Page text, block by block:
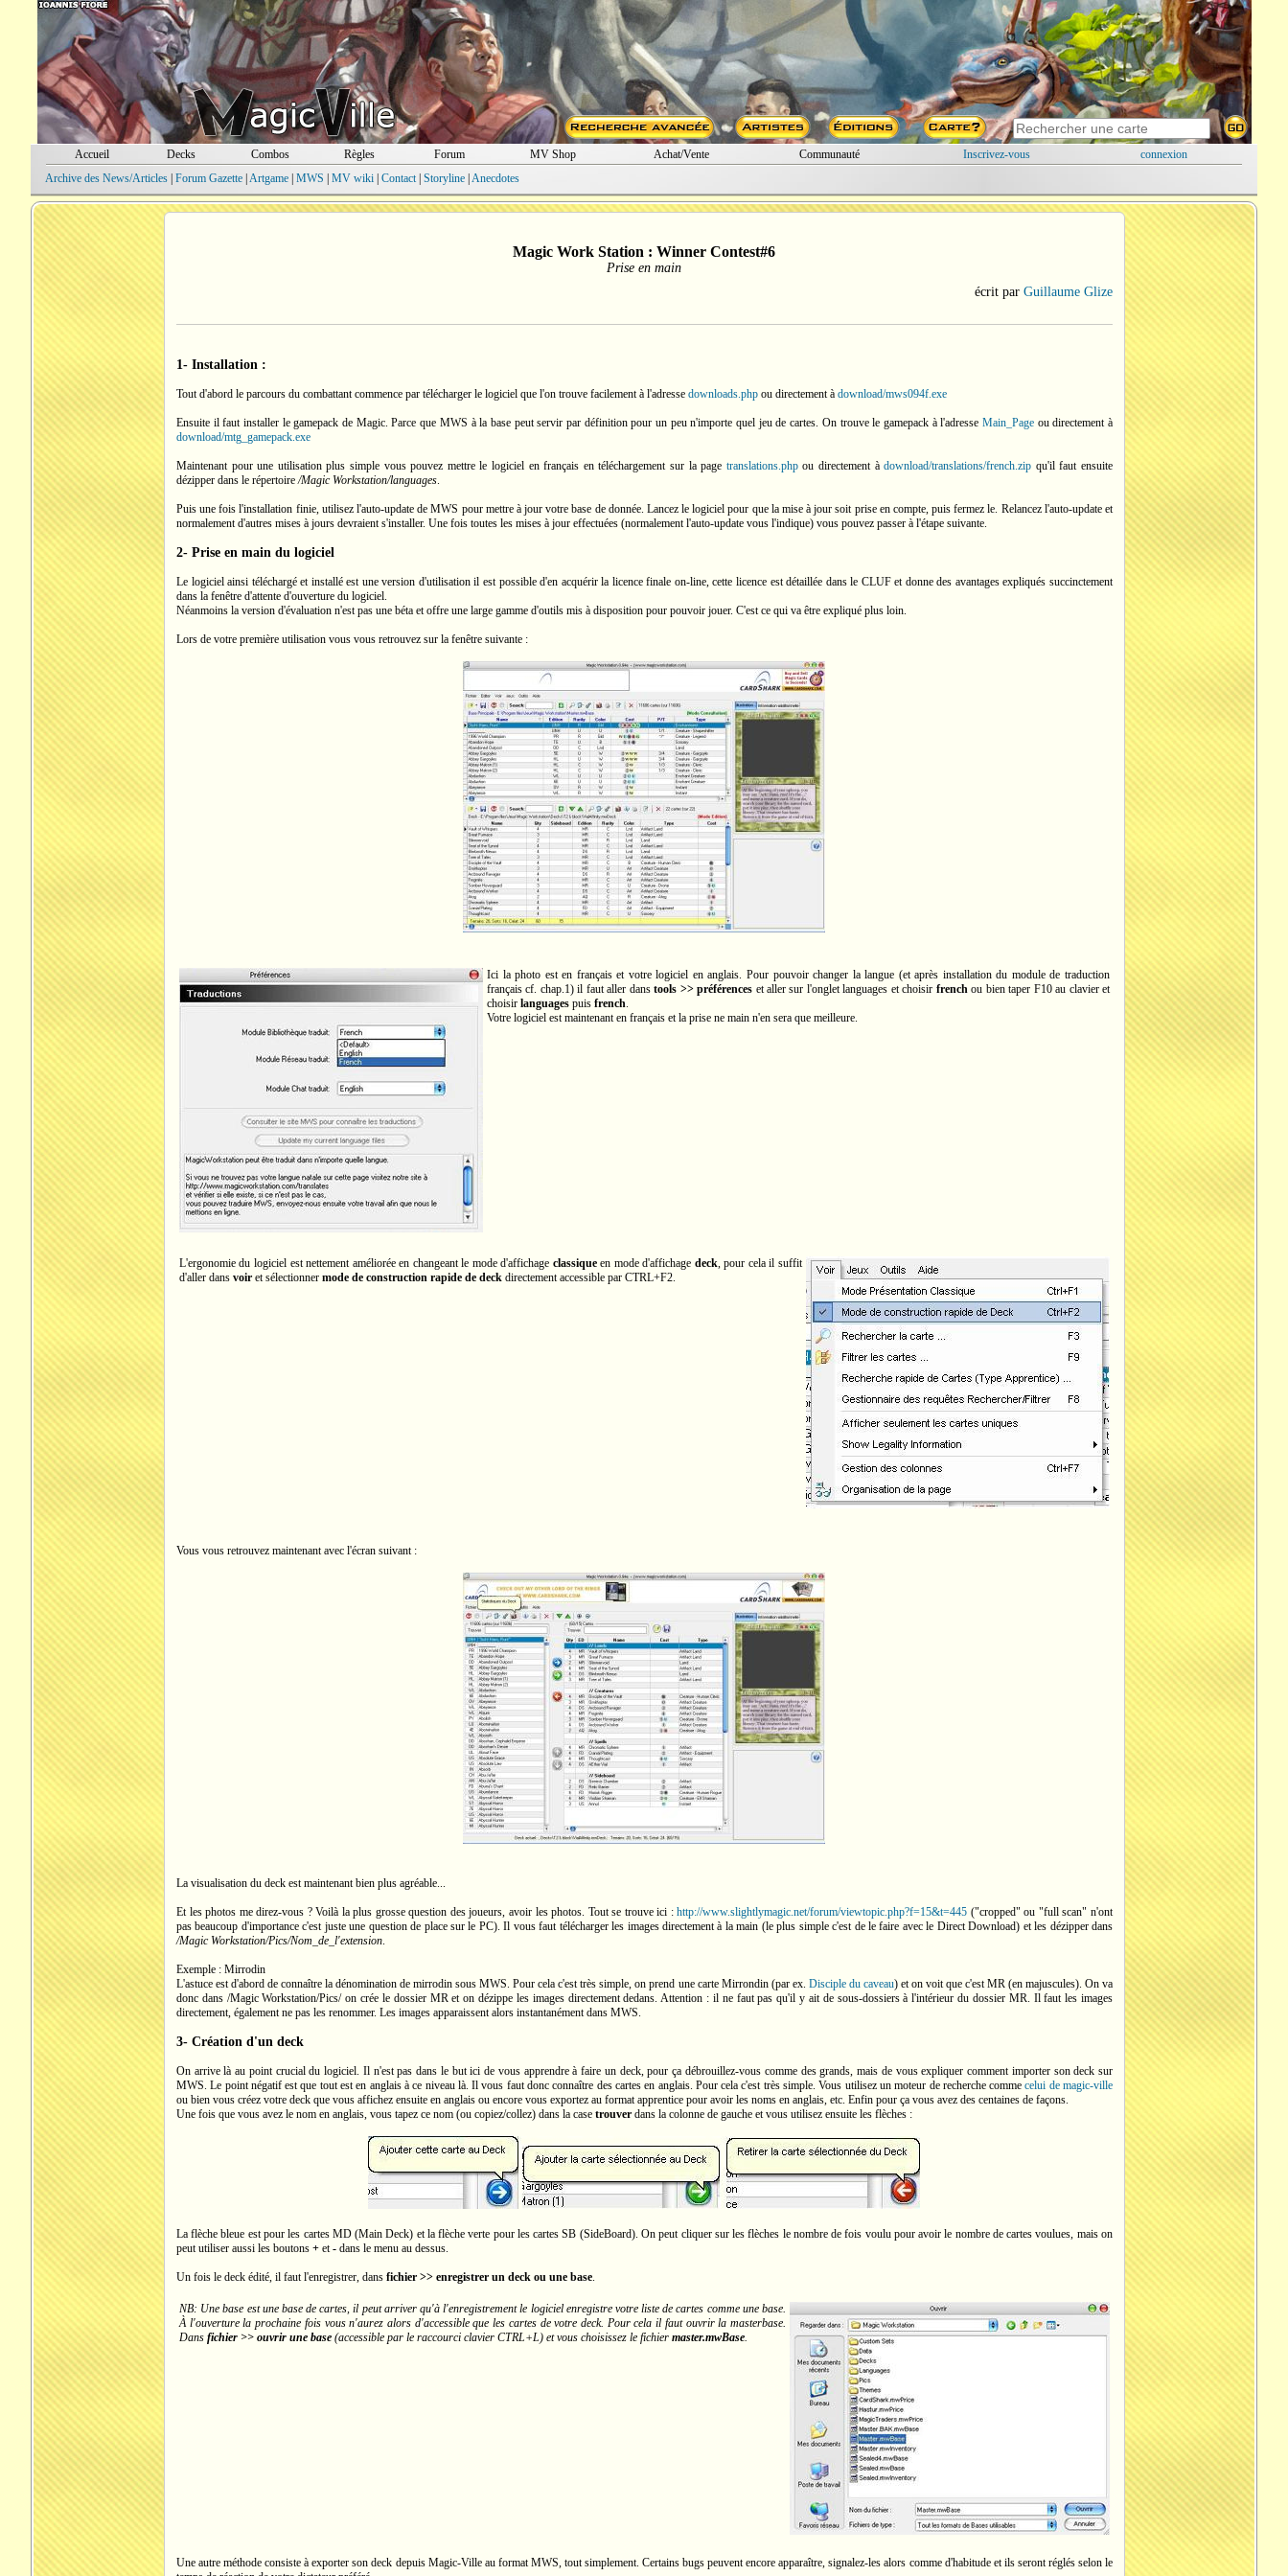
Accueil Decks Combos Règles Forum MV Shop Achat/Vente Communauté Inscrivez-vous
connexion
Archive des News/Articles| Forum Gazette| Artgame| MWS MV wiki| Contact| Storyline| Anecdotes
Magic Work Station : Winner Contest#6
Prise en main
écrit parGuillaume Glize
1- Installation :
Tout d'abord le parcours du combattant commence par télécharger le logiciel que l'on trouve facilement à l'adresse downloads.phpou directement à download/mws094f.exe
Ensuite il faut installer le gamepack de Magic. Parce que MWS à la base peut servir par définition pour un peu n'importe quel jeu de cartes. On trouve le gamepack à l'adresse Main_Pageou directement à
download/mtg_gamepack.exe
Maintenant pour une utilisation plus simple vous pouvez mettre le logiciel en français en téléchargement sur la page translations.phpou directement àdownload/translations/french.zip qu'il faut ensuite
dézipper dans le répertoire/Magic Workstation/languages.
Puis une fois l'installation finie, utilisez l'auto-update de MWS pour mettre à jour votre base de donnée. Lancez le logiciel pour que la mise à jour soit prise en compte, puis fermez le. Relancez l'auto-update et
normalement d'autres mises à jours devraient s'installer. Une fois toutes les mises à jour effectuées (normalement l'auto-update vous l'indique) vous pouvez passer à l'étape suivante.
2- Prise en main du logiciel
Le logiciel ainsi téléchargé et installé est une version d'utilisation il est possible d'en acquérir la licence finale on-line, cette licence est détaillée dans le CLUF et donne des avantages expliqués succinctement
dans la fenêtre d'attente d'ouverture du logiciel.
Néanmoins la version d'évaluation n'est pas une béta et offre une large gamme d'outils mis à disposition pour pouvoir jouer. C'est ce qui va être expliqué plus loin.
Lors de votre première utilisation vous vous retrouvez sur la fenêtre suivante :
Ici la photo est en français et votre logiciel en anglais. Pour pouvoir changer la langue (et après installation du module de traduction
français cf. chap.1) il faut aller danstools >> préférences et aller sur l'onglet languages et choisir frenchou bien taper F10 au clavier et
choisir languagespuis french.
Votre logiciel est maintenant en français et la prise ne main n'en sera que meilleure.
L'ergonomie du logiciel est nettement améliorée en changeant le mode d'affichage classiqueen mode d'affichage deck, pour cela il suffit
d'aller dans voiret sélectionner mode de construction rapide de deckdirectement accessible par CTRL+F2.
Vous vous retrouvez maintenant avec l'écran suivant :
La visualisation du deck est maintenant bien plus agréable...
Et les photos me direz-vous ? Voilà la plus grosse question des joueurs, avoir les photos. Tout se trouve ici :http://www.slightlymagic.net/forum/viewtopic.php?f=15&t=445 ("cropped" ou "full scan" n'ont
pas beaucoup d'importance c'est juste une question de place sur le PC). Il vous faut télécharger les images directement à la main (le plus simple c'est de le faire avec le Direct Download) et les dézipper dans
/Magic Workstation/Pics/Nom_de_l'extension.
Exemple : Mirrodin
L'astuce est d'abord de connaître la dénomination de mirrodin sous MWS. Pour cela c'est très simple, on prend une carte Mirrondin (par ex. Disciple du caveau) et on voit que c'est MR (en majuscules). On va
donc dans /Magic Workstation/Pics/ on crée le dossier MR et on dézippe les images directement dedans. Attention : il ne faut pas qu'il y ait de sous-dossiers à l'intérieur du dossier MR. Il faut les images
directement, également ne pas les renommer. Les images apparaissent alors instantanément dans MWS.
3- Création d'un deck
On arrive là au point crucial du logiciel. Il n'est pas dans le but ici de vous apprendre à faire un deck, pour ça débrouillez-vous comme des grands, mais de vous expliquer comment importer son deck sur
MWS. Le point négatif est que tout est en anglais à ce niveau là. Il vous faut donc connaître des cartes en anglais. Pour cela c'est très simple. Vous utilisez un moteur de recherche commecelui de magic-ville
ou bien vous créez votre deck que vous affichez ensuite en anglais ou encore vous exportez au format apprentice pour avoir les noms en anglais, etc. Enfin pour ça vous avez des centaines de façons.
Une fois que vous avez le nom en anglais, vous tapez ce nom (ou copiez/collez) dans la case trouverdans la colonne de gauche et vous utilisez ensuite les flèches :
La flèche bleue est pour les cartes MD (Main Deck) et la flèche verte pour les cartes SB (SideBoard). On peut cliquer sur les flèches le nombre de fois voulu pour avoir le nombre de cartes voulues, mais on
peut utiliser aussi les boutons +et-dans le menu au dessus.
Un fois le deck édité, il faut l'enregistrer, dans fichier >> enregistrer un deck ou une base.
NB: Une base est une base de cartes, il peut arriver qu'à l'enregistrement le logiciel enregistre votre liste de cartes comme une base.
À l'ouverture la prochaine fois vous n'aurez alors d'accessible que les cartes de votre deck. Pour cela il faut ouvrir la masterbase.
Dans fichier >> ouvrir une base(accessible par le raccourci clavier CTRL+L) et vous choisissez le fichier master.mwBase.
Une autre méthode consiste à exporter son deck depuis Magic-Ville au format MWS, tout simplement. Certains bugs peuvent encore apparaître, signalez-les alors comme d'habitude et ils seront réglés selon le